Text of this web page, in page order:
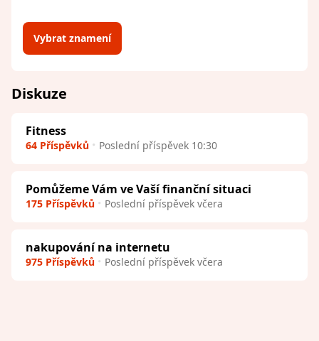
Vybrat znamení
Diskuze
Fitness
64 Příspěvků Poslední příspěvek 10:30
Pomůžeme Vám ve Vaší finanční situaci
175 Příspěvků Poslední příspěvek včera
nakupování na internetu
975 Příspěvků Poslední příspěvek včera